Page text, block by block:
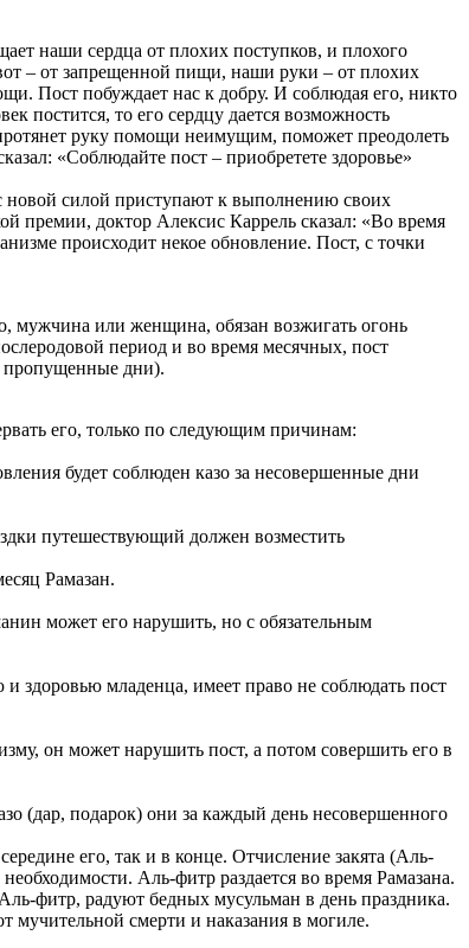
наши сердца от плохих поступков, и плохого
– от запрещенной пищи, наши руки – от плохих
Пост побуждает нас к добру. И соблюдая его, никто
постится, то его сердцу дается возможность
руку помощи неимущим, поможет преодолеть
«Соблюдайте пост – приобретете здоровье»
новой силой приступают к выполнению своих
премии, доктор Алексис Каррель сказал: «Во время
происходит некое обновление. Пост, с точки
мужчина или женщина, обязан возжигать огонь
период и во время месячных, пост
пропущенные дни).
его, только по следующим причинам:
будет соблюден казо за несовершенные дни
путешествующий должен возместить
Рамазан.
может его нарушить, но с обязательным
здоровью младенца, имеет право не соблюдать пост
он может нарушить пост, а потом совершить его в
(дар, подарок) они за каждый день несовершенного
его, так и в конце. Отчисление закята (Аль-
Аль-фитр раздается во время Рамазана.
фитр, радуют бедных мусульман в день праздника.
смерти и наказания в могиле.